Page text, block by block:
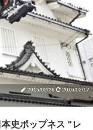
2015/02/26 2016/02/17
史ポップネス "レ